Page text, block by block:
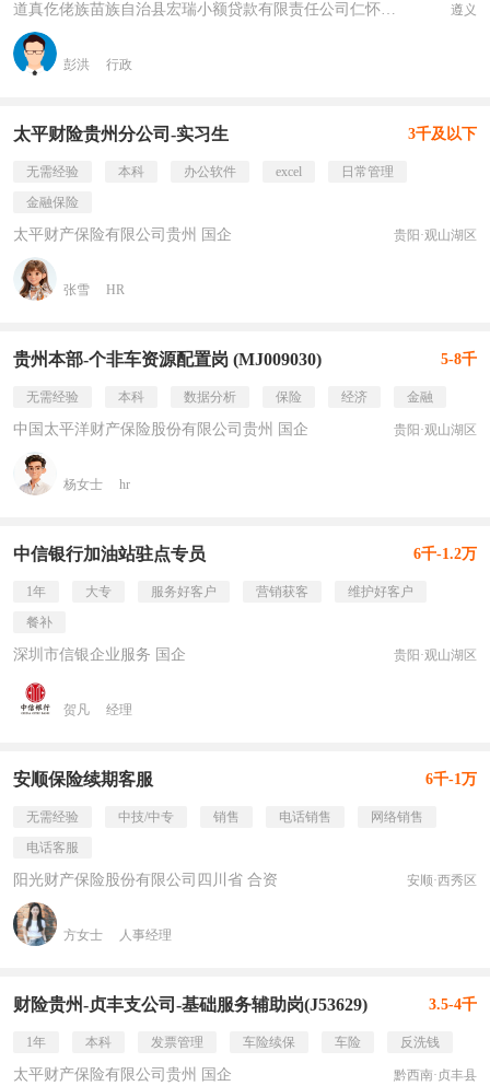
道真仡佬族苗族自治县宏瑞小额贷款有限责任公司仁怀市 民营 遵义
彭洪 行政
太平财险贵州分公司-实习生 3千及以下
无需经验 本科 办公软件 excel
日常管理
金融保险
太平财产保险有限公司贵州 国企 贵阳·观山湖区
张雪 HR
贵州本部-个非车资源配置岗 (MJ009030) 5-8千
无需经验 本科 数据分析 保险 经济 金融
中国太平洋财产保险股份有限公司贵州 国企 贵阳·观山湖区
杨女士 hr
中信银行加油站驻点专员 6千-1.2万
1年 大专 服务好客户 营销获客
维护好客户
餐补
深圳市信银企业服务 国企 贵阳·观山湖区
贺凡 经理
安顺保险续期客服 6千-1万
无需经验 中技/中专 销售 电话销售
网络销售
电话客服
阳光财产保险股份有限公司四川省 合资 安顺·西秀区
方女士 人事经理
财险贵州-贞丰支公司-基础服务辅助岗(J53629) 3.5-4千
1年 本科 发票管理 车险续保 车险 反洗钱
太平财产保险有限公司贵州 国企 黔西南·贞丰县